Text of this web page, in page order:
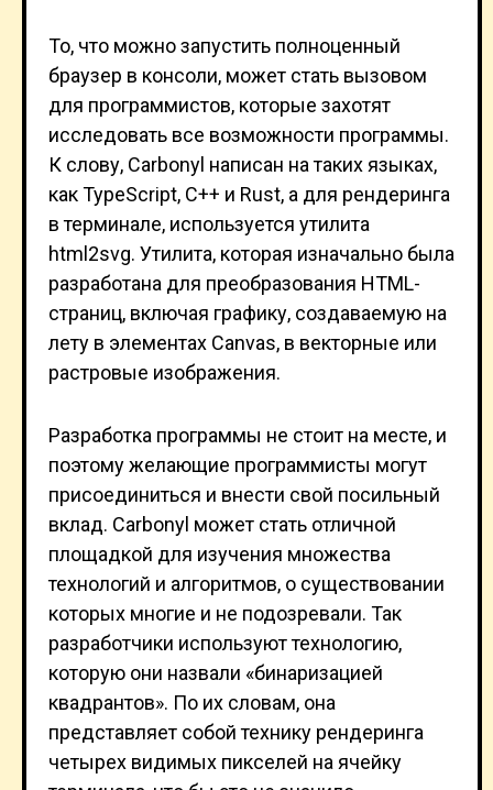
То, что можно запустить полноценный
браузер в консоли, может стать вызовом
для программистов, которые захотят
исследовать все возможности программы.
К слову, Carbonyl написан на таких языках,
как TypeScript, C++ и Rust, а для рендеринга
в терминале, используется утилита
html2svg. Утилита, которая изначально была
разработана для преобразования HTML-
страниц, включая графику, создаваемую на
лету в элементах Canvas, в векторные или
растровые изображения.
Разработка программы не стоит на месте, и
поэтому желающие программисты могут
присоединиться и внести свой посильный
вклад. Carbonyl может стать отличной
площадкой для изучения множества
технологий и алгоритмов, о существовании
которых многие и не подозревали. Так
разработчики используют технологию,
которую они назвали «бинаризацией
квадрантов». По их словам, она
представляет собой технику рендеринга
четырех видимых пикселей на ячейку